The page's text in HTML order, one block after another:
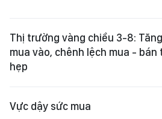
Thị trường vàng chiều 3-8:
mua vào, chênh lệch mua - bán
hẹp
Vực dậy sức mua